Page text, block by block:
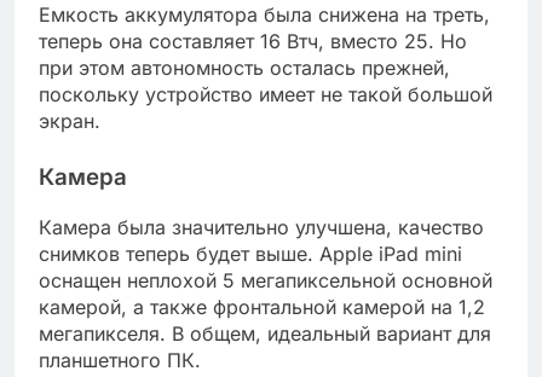
Емкость аккумулятора была снижена на треть,
теперь она составляет 16 Втч, вместо 25. Но
при этом автономность осталась прежней,
поскольку устройство имеет не такой большой
экран.
Камера
Камера была значительно улучшена, качество
снимков теперь будет выше. Apple iPad mini
оснащен неплохой 5 мегапиксельной основной
камерой, а также фронтальной камерой на 1,2
мегапикселя. В общем, идеальный вариант для
планшетного ПК.